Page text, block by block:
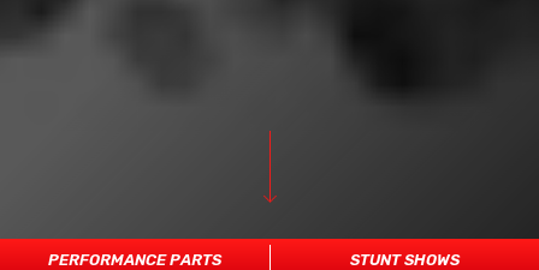
PERFORMANCE PARTS STUNT SHOWS